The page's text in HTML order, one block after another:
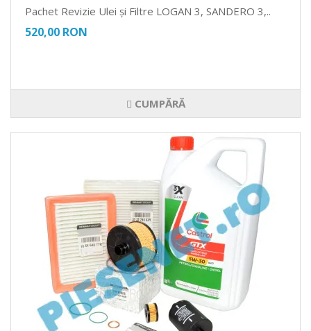
Pachet Revizie Ulei și Filtre LOGAN 3, SANDERO 3,..
520,00 RON
CUMPĂRĂ